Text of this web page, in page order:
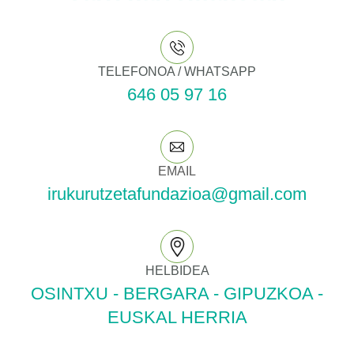
TELEFONOA / WHATSAPP
646 05 97 16
EMAIL
irukurutzetafundazioa@gmail.com
HELBIDEA
OSINTXU - BERGARA - GIPUZKOA -
EUSKAL HERRIA